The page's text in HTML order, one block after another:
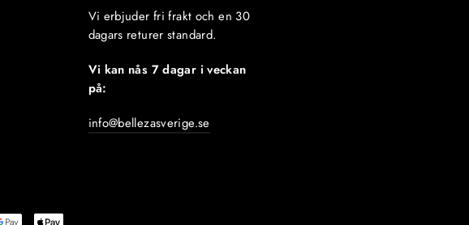
Vi erbjuder fri frakt och en 30
dagars returer standard.
Vi kan nås 7 dagar i veckan
på:
info@bellezasverige.se